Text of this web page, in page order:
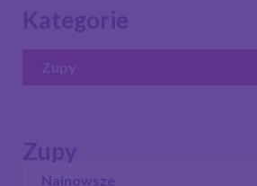
Kategorie
Zupy